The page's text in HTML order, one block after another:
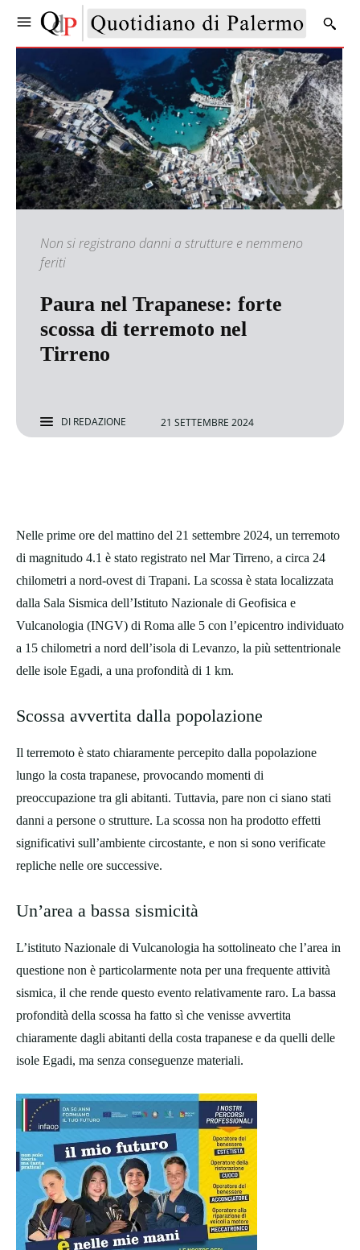
Non si registrano danni a strutture e nemmeno
feriti
Paura nel Trapanese: forte
scossa di terremoto nel
Tirreno
DI REDAZIONE 21 SETTEMBRE 2024
Nelle prime ore del mattino del 21 settembre 2024, un terremoto
di magnitudo 4.1 è stato registrato nel Mar Tirreno, a circa 24
chilometri a nord-ovest di Trapani. La scossa è stata localizzata
dalla Sala Sismica dell’Istituto Nazionale di Geofisica e
Vulcanologia (INGV) di Roma alle 5 con l’epicentro individuato
a 15 chilometri a nord dell’isola di Levanzo, la più settentrionale
delle isole Egadi, a una profondità di 1 km.
Scossa avvertita dalla popolazione
Il terremoto è stato chiaramente percepito dalla popolazione
lungo la costa trapanese, provocando momenti di
preoccupazione tra gli abitanti. Tuttavia, pare non ci siano stati
danni a persone o strutture. La scossa non ha prodotto effetti
significativi sull’ambiente circostante, e non si sono verificate
repliche nelle ore successive.
Un’area a bassa sismicità
L’istituto Nazionale di Vulcanologia ha sottolineato che l’area in
questione non è particolarmente nota per una frequente attività
sismica, il che rende questo evento relativamente raro. La bassa
profondità della scossa ha fatto sì che venisse avvertita
chiaramente dagli abitanti della costa trapanese e da quelli delle
isole Egadi, ma senza conseguenze materiali.